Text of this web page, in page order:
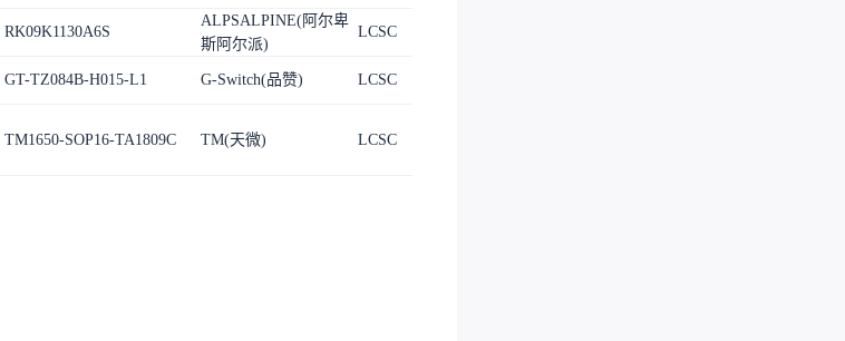
RK09K1130A6S
ALPSALPINE(阿尔卑
斯阿尔派)
LCSC
GT-TZ084B-H015-L1 G-Switch(品赞) LCSC
TM1650-SOP16-TA1809C TM(天微) LCSC